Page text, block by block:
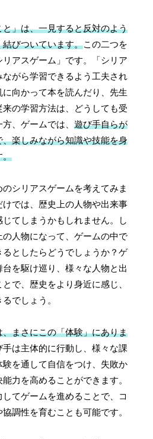
」は、一見すると反対のよう
びついています。この二つを
アスゲーム」です。「シリア
がら学習できるよう工夫され
向かって本を読んだり、先生
の学習方法は、どうしても受
方、ゲームでは、遊び手自らが
楽しみながら知識や技能を身
。
シリアスゲームを考えてみま
けでは、歴史上の人物や出来事
てしまうかもしれません。し
人物になって、ゲームの中で
としたらどうでしょうか？ゲ
を駆け巡り、様々な人物と出
で、歴史をより身近に感じ、
でしょう。
まさにこの「体験」にありま
は主体的に行動し、様々な課
を通して自信をつけ、失敗か
力を高めることができます。
てゲームを進めることで、コ
調性を育むことも可能です。